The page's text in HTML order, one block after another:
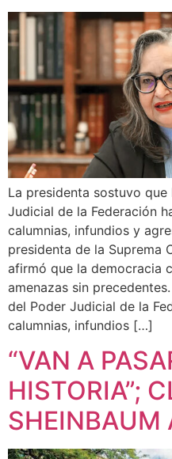
La presidenta sostuvo
Judicial de la Federación
calumnias, infundios y
presidenta de la Suprema
afirmó que la democracia
amenazas sin
del Poder Judicial de la
calumnias, infundios […]
“VAN A
HISTORIA”;
SHEINBAUM